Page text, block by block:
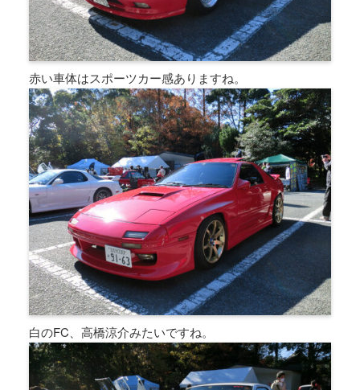
赤い車体はスポーツカー感ありますね。
白のFC、高橋涼介みたいですね。